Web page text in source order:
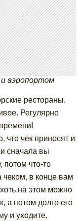
аэропортом
рестораны.
Регулярно
что чек приносят и
сначала вы
потом что-то
чеком, в конце вам
на этом можно
а потом долго его
и уходите.